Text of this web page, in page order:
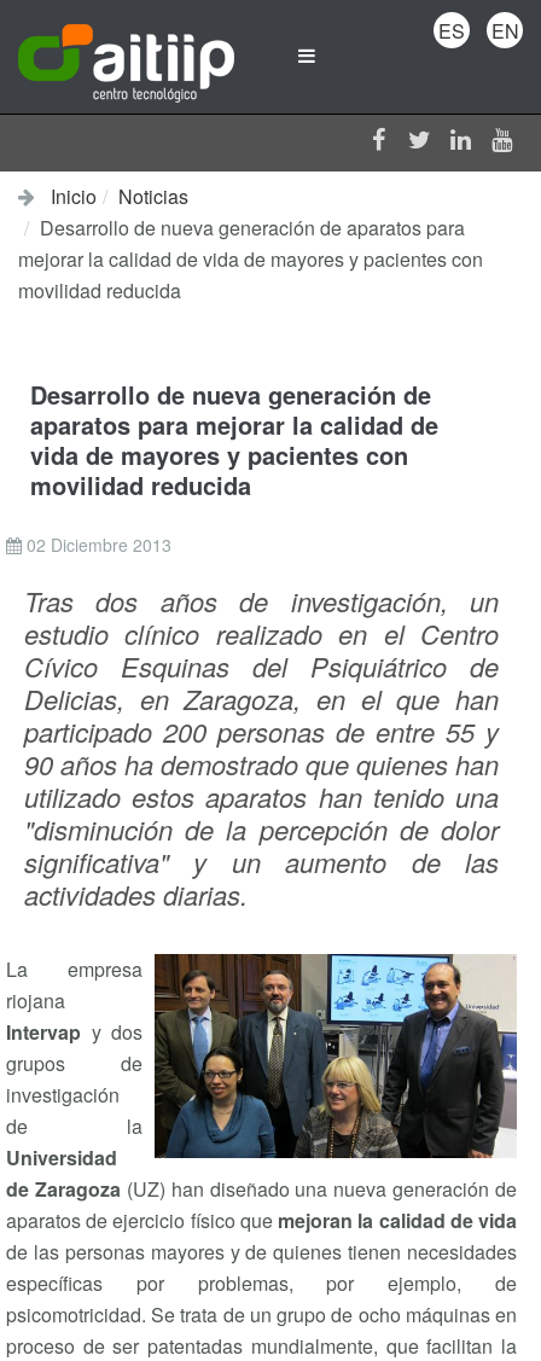
Inicio
Noticias
Desarrollo de nueva generación de aparatos para
mejorar la calidad de vida de mayores y pacientes con
movilidad reducida
Desarrollo de nueva generación de
aparatos para mejorar la calidad de
vida de mayores y pacientes con
movilidad reducida
02 Diciembre 2013
Tras dos años de investigación, un
estudio clínico realizado en el Centro
Cívico Esquinas del Psiquiátrico de
Delicias, en Zaragoza, en el que han
participado 200 personas de entre 55 y
90 años ha demostrado que quienes han
utilizado estos aparatos han tenido una
"disminución de la percepción de dolor
significativa" y un aumento de las
actividades diarias.
La empresa
riojana
Intervap y dos
grupos de
investigación
de la
Universidad
de Zaragoza(UZ) han diseñado una nueva generación de
aparatos de ejercicio físico que mejoran la calidad de vida
de las personas mayores y de quienes tienen necesidades
específicas por problemas, por ejemplo, de
psicomotricidad. Se trata de un grupo de ocho máquinas en
proceso de ser patentadas mundialmente, que facilitan la
ES EN